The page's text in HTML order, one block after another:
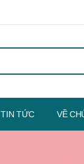
TIN TỨC VỀ